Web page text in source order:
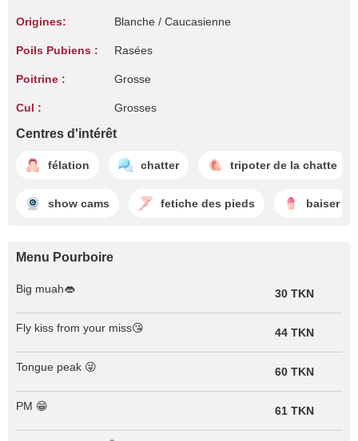
Origines: Blanche / Caucasienne
Poils Pubiens : Rasées
Poitrine : Grosse
Cul : Grosses
Centres d'intérêt
félation chatter tripoter de la chatte
show cams fetiche des pieds baiser
Menu Pourboire
Big muah👄 30 TKN
Fly kiss from your miss😘 44 TKN
Tongue peak 😜 60 TKN
PM 😁 61 TKN